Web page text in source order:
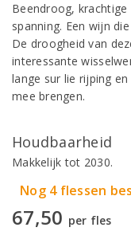
Beendroog,
spanning. Een wijn
De droogheid van
interessante
lange sur lie rijping
mee brengen.
Houdbaarheid
Makkelijk tot 2030.
Nog 4 flessen
67,50 per fles